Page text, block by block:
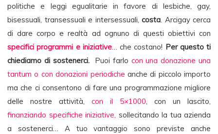
politiche e leggi egualitarie in favore di lesbiche, gay,
bisessuali, transessuali e intersessuali, costa . Arcigay cerca
di dare corpo e realtà ad ognuno di questi obiettivi con
specifici programmi e iniziative… che costano! Per questo ti
chiediamo di sostenerci.Puoi farlo con una donazione una
tantum o con donazioni periodiche anche di piccolo importo
ma che ci consentono di fare una programmazione migliore
delle nostre attività, con il 5×1000 , con un lascito,
finanziando specifiche iniziative, sollecitando la tua azienda
a sostenerci… A tuo vantaggio sono previste anche